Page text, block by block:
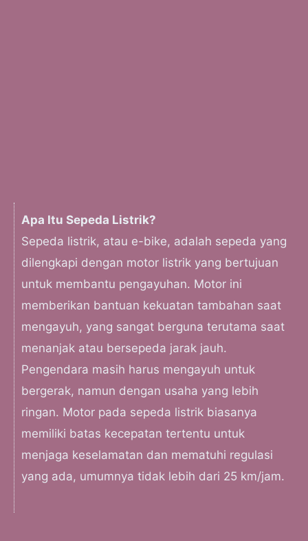
Apa Itu Sepeda Listrik?
Sepeda listrik, atau e-bike, adalah sepeda yang
dilengkapi dengan motor listrik yang bertujuan
untuk membantu pengayuhan. Motor ini
memberikan bantuan kekuatan tambahan saat
mengayuh, yang sangat berguna terutama saat
menanjak atau bersepeda jarak jauh.
Pengendara masih harus mengayuh untuk
bergerak, namun dengan usaha yang lebih
ringan. Motor pada sepeda listrik biasanya
memiliki batas kecepatan tertentu untuk
menjaga keselamatan dan mematuhi regulasi
yang ada, umumnya tidak lebih dari 25 km/jam.